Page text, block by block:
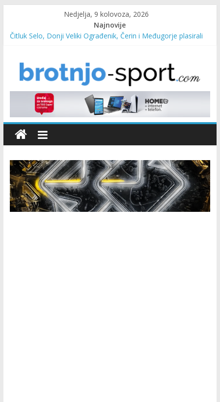
Nedjelja, 9 kolovoza, 2026
Najnovije
Čitluk Selo, Donji Veliki Ograđenik, Čerin i Međugorje plasirali
Marin Čilić napredovao na ATP ljestvici
Poznati polufinalisti MNL MZ općine Čitluk – Brotnjo 2026.
Predsjednica Vlade Marija Buhač, ministar Ivo Bevanda i
načelnik Marin Radišić čestitali organizatoricama na realizaciji
sportsko edukativnog kampa “Izlazi vani”